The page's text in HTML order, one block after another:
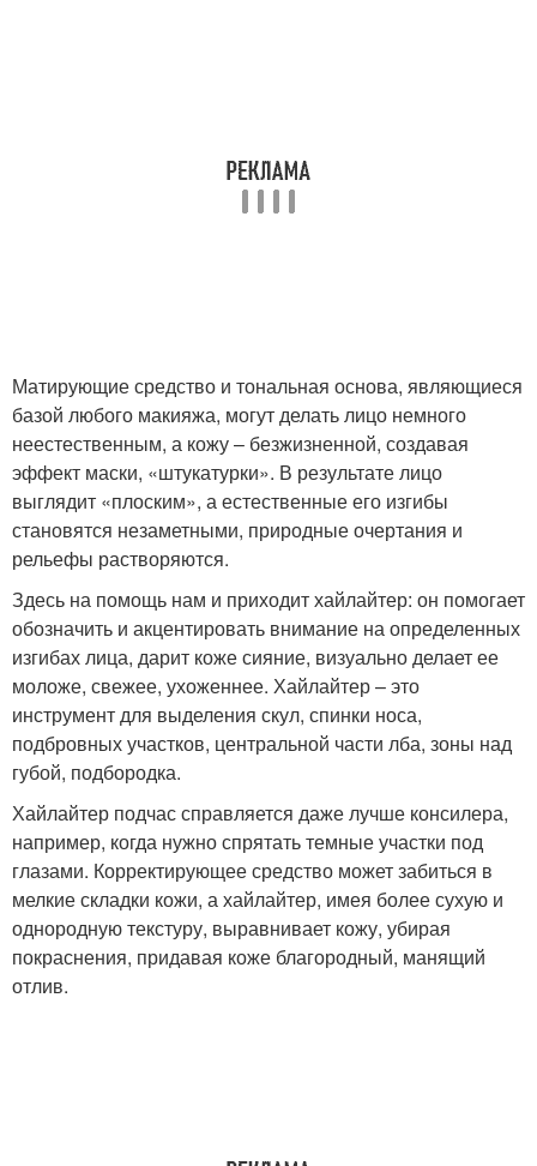
Матирующие средство и тональная основа, являющиеся
базой любого макияжа, могут делать лицо немного
неестественным, а кожу – безжизненной, создавая
эффект маски, «штукатурки». В результате лицо
выглядит «плоским», а естественные его изгибы
становятся незаметными, природные очертания и
рельефы растворяются.
Здесь на помощь нам и приходит хайлайтер: он помогает
обозначить и акцентировать внимание на определенных
изгибах лица, дарит коже сияние, визуально делает ее
моложе, свежее, ухоженнее. Хайлайтер – это
инструмент для выделения скул, спинки носа,
подбровных участков, центральной части лба, зоны над
губой, подбородка.
Хайлайтер подчас справляется даже лучше консилера,
например, когда нужно спрятать темные участки под
глазами. Корректирующее средство может забиться в
мелкие складки кожи, а хайлайтер, имея более сухую и
однородную текстуру, выравнивает кожу, убирая
покраснения, придавая коже благородный, манящий
отлив.